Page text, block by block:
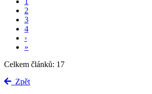
2
3
4
›
»
Celkem článků: 17
Zpět